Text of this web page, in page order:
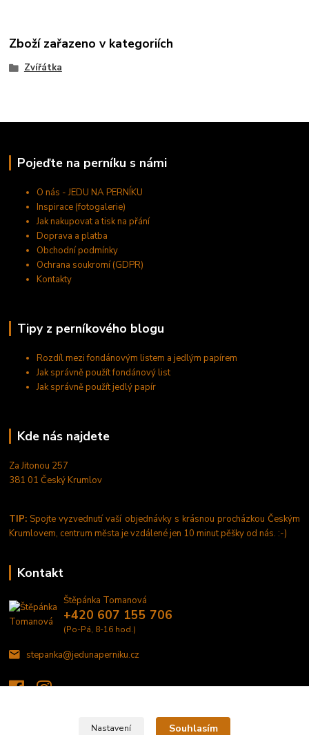
Zboží zařazeno v kategoriích
Zvířátka
Pojeďte na perníku s námi
O nás - JEDU NA PERNÍKU
Inspirace (fotogalerie)
Jak nakupovat a tisk na přání
Doprava a platba
Obchodní podmínky
Ochrana soukromí (GDPR)
Kontakty
Tipy z perníkového blogu
Rozdíl mezi fondánovým listem a jedlým papírem
Jak správně použít fondánový list
Jak správně použít jedlý papír
Kde nás najdete
Za Jitonou 257
381 01 Český Krumlov
TIP: Spojte vyzvednutí vaší objednávky s krásnou procházkou Českým
Krumlovem, centrum města je vzdálené jen 10 minut pěšky od nás. :-)
Kontakt
Štěpánka Tomanová
+420 607 155 706
(Po-Pá, 8-16 hod.)
stepanka@jedunaperniku.cz
Nastavení Souhlasím